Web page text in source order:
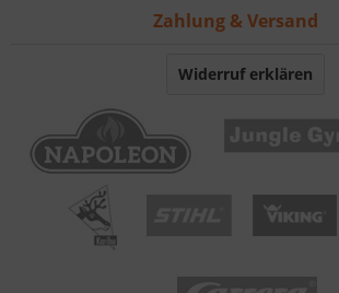
Zahlung & Versand
Widerruf erklären